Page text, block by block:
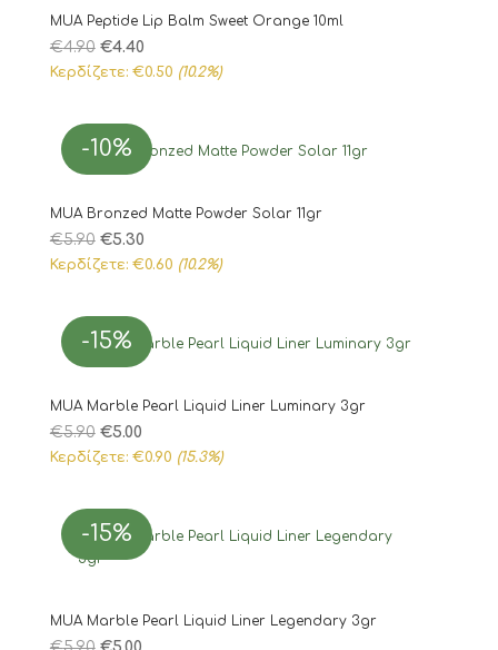
MUA Peptide Lip Balm Sweet Orange 10ml
€4.90 Original
price
€4.90.
€4.40Η
τρέχουσα
€4.40.
Κερδίζετε: €0.50 (10.2%)
-10%
MUA Bronzed Matte Powder Solar 11gr
€5.90 Original
price
€5.90.
€5.30Η
τρέχουσα
€5.30.
Κερδίζετε: €0.60 (10.2%)
-15%
MUA Marble Pearl Liquid Liner Luminary 3gr
€5.90 Original
price
€5.90.
€5.00Η
τρέχουσα
είναι:
€5.00.
Κερδίζετε: €0.90 (15.3%)
-15%
MUA Marble Pearl Liquid Liner Legendary 3gr
Original
Η